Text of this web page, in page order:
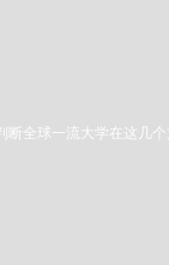
全球一流大学在这几